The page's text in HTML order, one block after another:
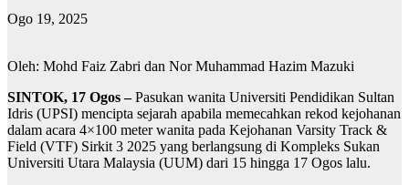
Ogo 19, 2025
Oleh: Mohd Faiz Zabri dan Nor Muhammad Hazim Mazuki
SINTOK, 17 Ogos –Pasukan wanita Universiti Pendidikan Sultan
Idris (UPSI) mencipta sejarah apabila memecahkan rekod kejohanan
dalam acara 4×100 meter wanita pada Kejohanan Varsity Track &
Field (VTF) Sirkit 3 2025 yang berlangsung di Kompleks Sukan
Universiti Utara Malaysia (UUM) dari 15 hingga 17 Ogos lalu.